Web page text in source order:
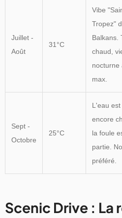
Juillet -
Août
31°C
Vibe
Tropez"
Balkans.
chaud,
nocturne
max.
Sept -
Octobre
25°C
L'eau est
encore
la foule
partie.
préféré.
Scenic Drive : La